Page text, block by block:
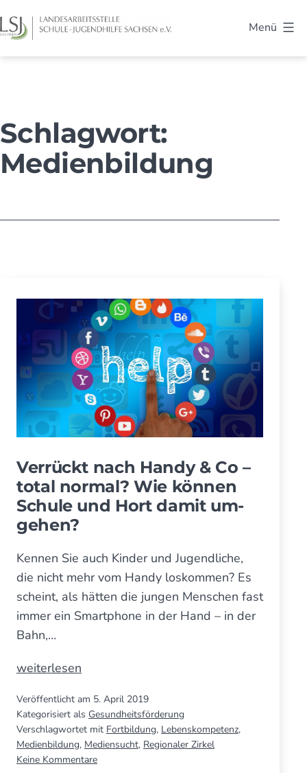
Inhalt
springen
Menü
Schlagwort:
Medienbildung
Verrückt nach Handy & Co –
total nor­mal? Wie kön­nen
Schule und Hort damit um­
gehen?
Kennen Sie auch Kinder und Jugendliche,
die nicht mehr vom Handy loskommen? Es
scheint, als hätten die jungen Menschen fast
immer ein Smartphone in der Hand – in der
Bahn,…
Verrückt
Handy
&
Co
–
weiterlesen
Veröffentlicht am 5. April 2019
Kategorisiert als Gesundheitsförderung
Verschlagwortet mit Fortbildung, Lebenskompetenz,
Medienbildung, Mediensucht, Regionaler Zirkel
Keine Kommentarezu